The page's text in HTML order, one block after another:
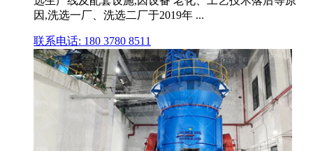
因,洗选一厂、洗选二厂于2019年 ...
联系电话: 180 3780 8511